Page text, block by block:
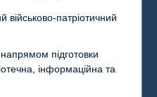
військово-патріотичний
підготовки
інформаційна та